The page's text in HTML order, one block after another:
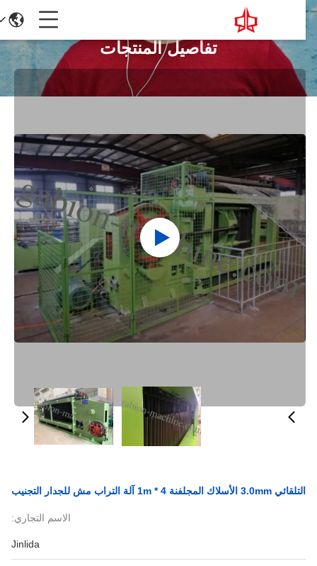
تفاصيل المنتجات
التلقائي 3.0mm الأسلاك المجلفنة 4 * 1m آلة التراب مش للجدار التجنيب
الاسم التجاري:
Jinlida